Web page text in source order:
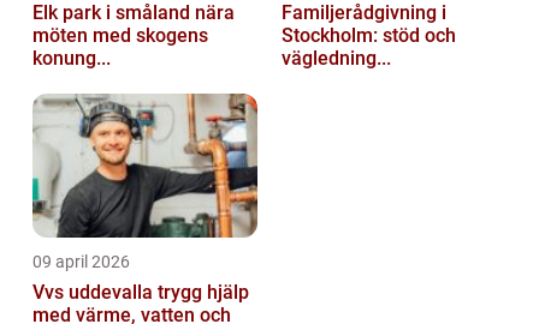
Elk park i småland nära
möten med skogens
konung...
Familjerådgivning i
Stockholm: stöd och
vägledning...
09 april 2026
Vvs uddevalla trygg hjälp
med värme, vatten och